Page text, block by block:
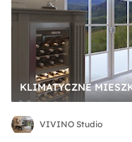
VIVINO Studio